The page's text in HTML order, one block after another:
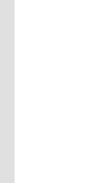
2
Ideal für